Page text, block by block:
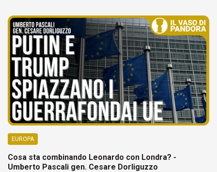
EUROPA
Cosa sta combinando Leonardo con Londra? -
Umberto Pascali gen. Cesare Dorliguzzo